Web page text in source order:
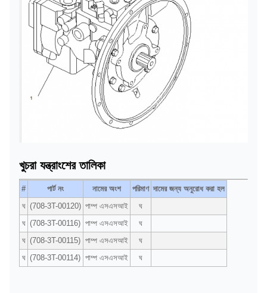
খুচরা যন্ত্রাংশের তালিকা
# পার্ট নং নামের অংশ পরিমাণ দামের জন্য অনুরোধ করা হল
ঘ (708-3T-00120) পাম্প এসএসআই
ঘ
ঘ (708-3T-00116) পাম্প এসএসআই
ঘ
ঘ (708-3T-00115) পাম্প এসএসআই
ঘ
ঘ (708-3T-00114) পাম্প এসএসআই ঘ